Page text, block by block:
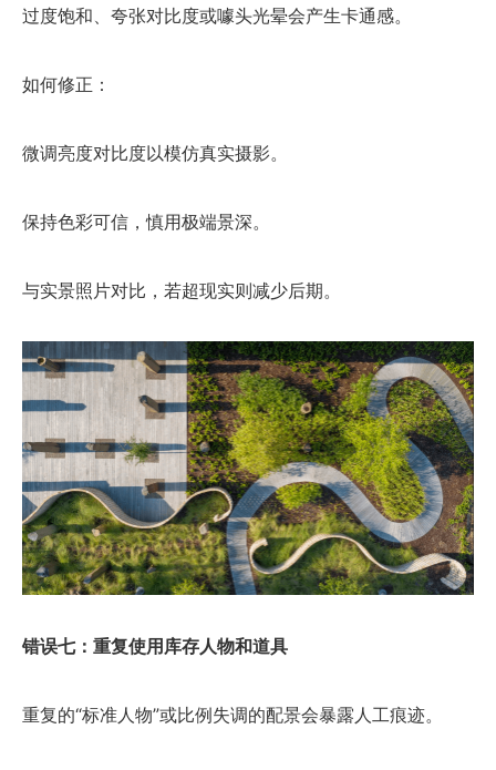
过度饱和、夸张对比度或噱头光晕会产生卡通感。
如何修正：
微调亮度对比度以模仿真实摄影。
保持色彩可信，慎用极端景深。
与实景照片对比，若超现实则减少后期。
错误七：重复使用库存人物和道具
重复的“标准人物”或比例失调的配景会暴露人工痕迹。